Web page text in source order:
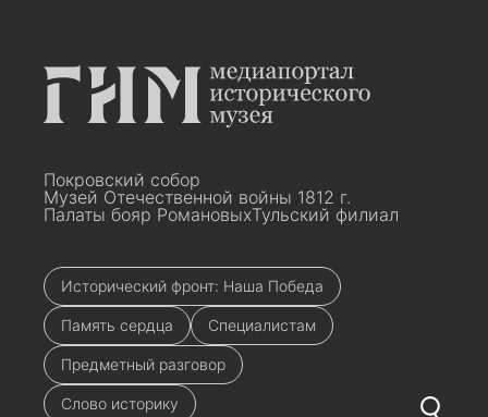
Покровский собор
Музей Отечественной войны 1812 г.
Палаты бояр РомановыхТульский филиал
Исторический фронт: Наша Победа
Память сердца Специалистам
Предметный разговор
Слово историку